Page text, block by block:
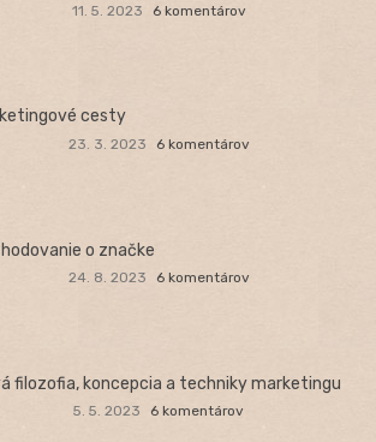
11. 5. 2023 6 komentárov
cesty
23. 3. 2023 6 komentárov
o značke
24. 8. 2023 6 komentárov
filozofia, koncepcia a techniky marketingu
5. 5. 2023 6 komentárov